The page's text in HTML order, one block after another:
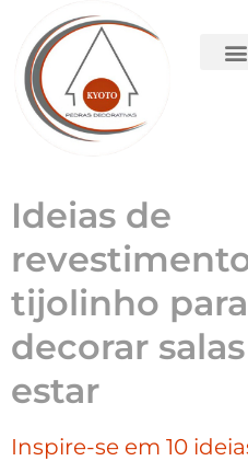
Ideias de
tijolinho para
decorar
estar
Inspire-se em 10